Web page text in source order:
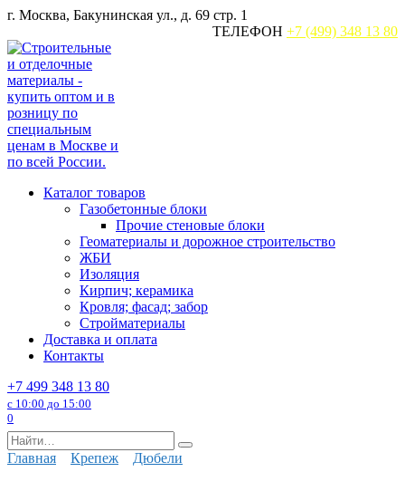
Перейти
содержанию
г. Москва, Бакунинская ул., д. 69 стр. 1
ТЕЛЕФОН +7 (499) 348 13 80
Каталог товаров
Газобетонные блоки
Прочие стеновые блоки
Геоматериалы и дорожное строительство
ЖБИ
Изоляция
Кирпич; керамика
Кровля; фасад; забор
Стройматериалы
Доставка и оплата
Контакты
+7 499 348 13 80
с 10:00 до 15:00
0
Search
for:
Главная Крепеж Дюбели